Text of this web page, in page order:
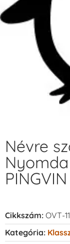
Névre
Cikkszám: OVT-
Kategória: